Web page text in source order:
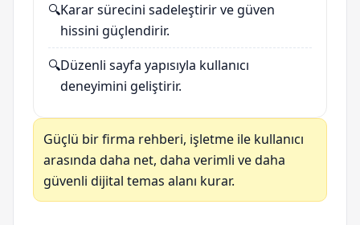
🔍Karar sürecini sadeleştirir ve güven
hissini güçlendirir.
🔍Düzenli sayfa yapısıyla kullanıcı
deneyimini geliştirir.
Güçlü bir firma rehberi, işletme ile kullanıcı
arasında daha net, daha verimli ve daha
güvenli dijital temas alanı kurar.